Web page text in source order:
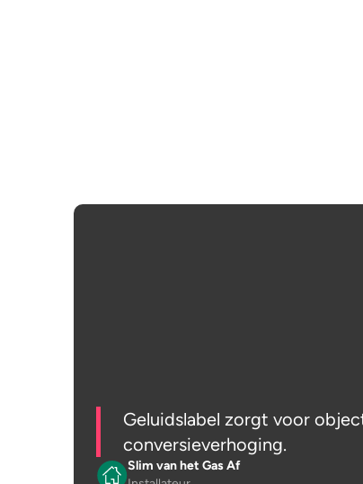
Geluidslabel zorgt voor
conversieverhoging.
Slim van het Gas Af